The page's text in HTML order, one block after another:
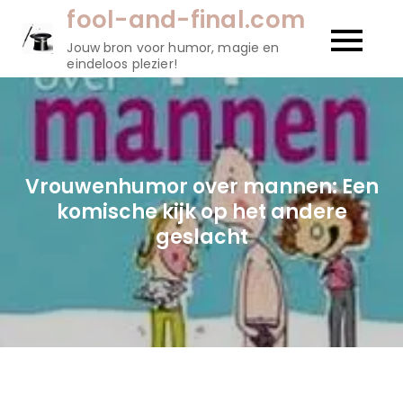
fool-and-final.com
Jouw bron voor humor, magie en
eindeloos plezier!
Vrouwenhumor over mannen: Een
komische kijk op het andere
geslacht